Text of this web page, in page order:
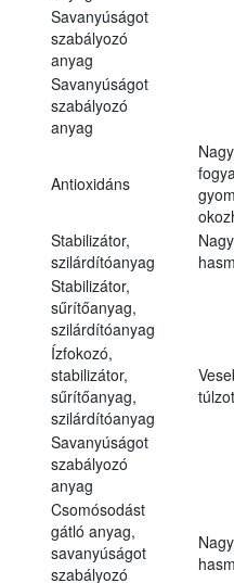
Savanyúságot
szabályozó
anyag
Savanyúságot
szabályozó
anyag
Antioxidáns
Stabilizátor,
szilárdítóanyag
Stabilizátor,
sűrítőanyag,
szilárdítóanyag
Ízfokozó,
stabilizátor,
sűrítőanyag,
szilárdítóanyag
Savanyúságot
szabályozó
anyag
Csomósodást
gátló anyag,
savanyúságot
szabályozó